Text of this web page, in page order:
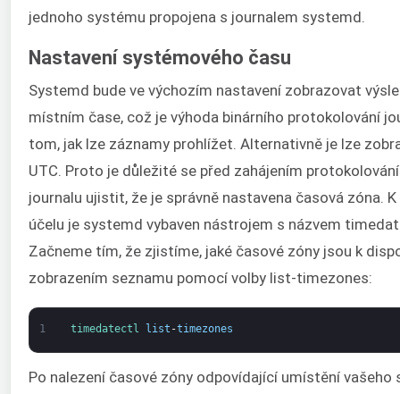
jednoho systému propojena s journalem systemd.
Nastavení systémového času
Systemd bude ve výchozím nastavení zobrazovat
místním čase, což je výhoda binárního protokolování
tom, jak lze záznamy prohlížet. Alternativně je lze
UTC. Proto je důležité se před zahájením
journalu ujistit, že je správně nastavena časová zóna.
účelu je systemd vybaven nástrojem s názvem
Začneme tím, že zjistíme, jaké časové zóny jsou k
zobrazením seznamu pomocí volby list-timezones:
1 timedatectl list -timezones
Po nalezení časové zóny odpovídající umístění vašeho